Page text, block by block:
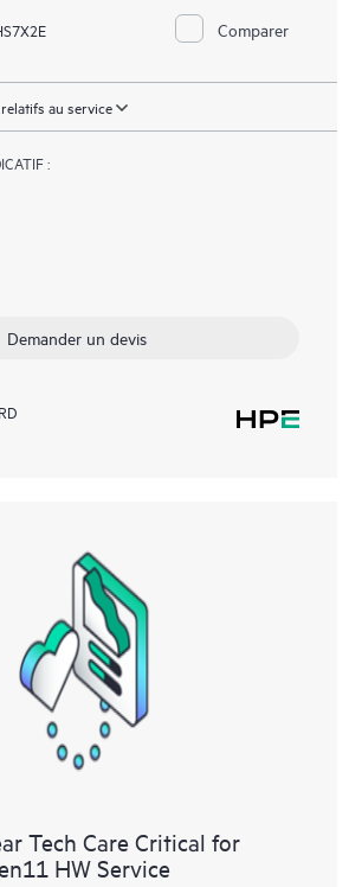
Comparer
au service
:
Demander un devis
Tech Care Critical for
HW Service